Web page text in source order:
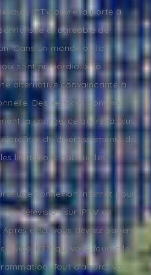
IPTV ouvre la porte à
et agréable de
Dans un monde où la
sont primordiaux, la
alternative convaincante à
Des services comme
la charge, ce qui rend plus
profiter de divertissements de
limitations habituelles.
une connexion Internet pour
de télévision sur IPTV en
cela, vous devrez payer
IPTV qui vous fournit le
Tout d'abord, vous